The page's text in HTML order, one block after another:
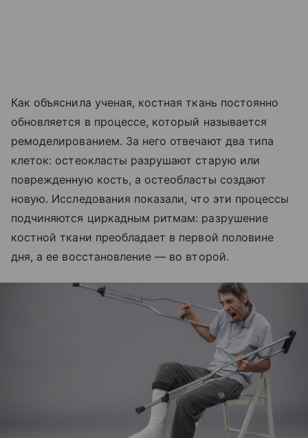
Как объяснила ученая, костная ткань постоянно
обновляется в процессе, который называется
ремоделированием. За него отвечают два типа
клеток: остеокласты разрушают старую или
поврежденную кость, а остеобласты создают
новую. Исследования показали, что эти процессы
подчиняются циркадным ритмам: разрушение
костной ткани преобладает в первой половине
дня, а ее восстановление — во второй.